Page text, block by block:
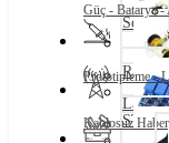
Lazer
STEM
Güç - Batarya -
Prototipleme -
Kablosuz